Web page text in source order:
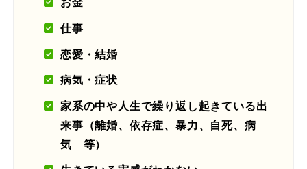
仕事
恋愛・結婚
病気・症状
家系の中や人生で繰り返し起きている出
来事（離婚、依存症、暴力、自死、病
気 等）